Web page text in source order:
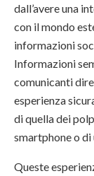
dall’avere una
con il mondo
informazioni
Informazioni
comunicanti
esperienza
di quella dei
smartphone o di
Queste